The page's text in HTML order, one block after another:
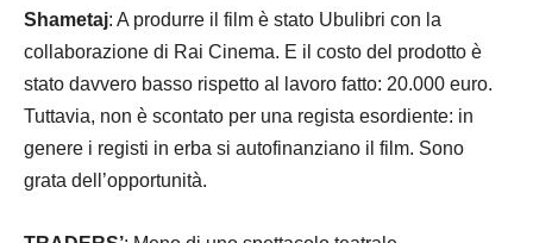
Shametaj: A produrre il film è stato Ubulibri con la
collaborazione di Rai Cinema. E il costo del prodotto è
stato davvero basso rispetto al lavoro fatto: 20.000 euro.
Tuttavia, non è scontato per una regista esordiente: in
genere i registi in erba si autofinanziano il film. Sono
grata dell’opportunità.